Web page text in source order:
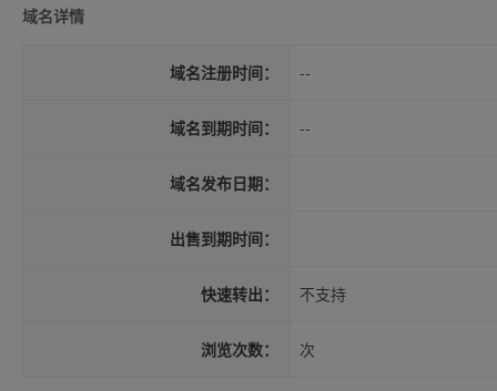
域名详情
域名注册时间： --
域名到期时间： --
域名发布日期：
出售到期时间：
快速转出： 不支持
浏览次数： 次